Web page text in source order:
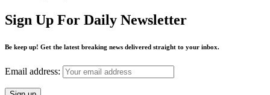
Sign Up For Daily Newsletter
Be keep up! Get the latest breaking news delivered straight to your inbox.
Email address: